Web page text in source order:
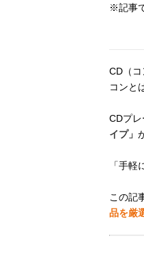
※記事
CD（
コンと
CDプ
イプ」
「手
この記
品を厳